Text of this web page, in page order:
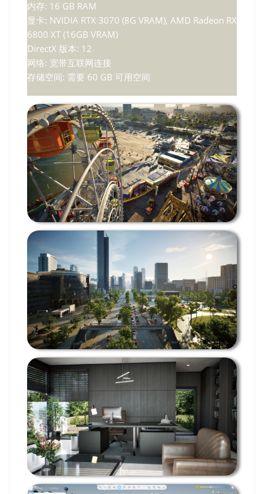
内存: 16 GB RAM
显卡: NVIDIA RTX 3070 (8G VRAM), AMD Radeon RX
6800 XT (16GB VRAM)
DirectX 版本: 12
网络: 宽带互联网连接
存储空间: 需要 60 GB 可用空间